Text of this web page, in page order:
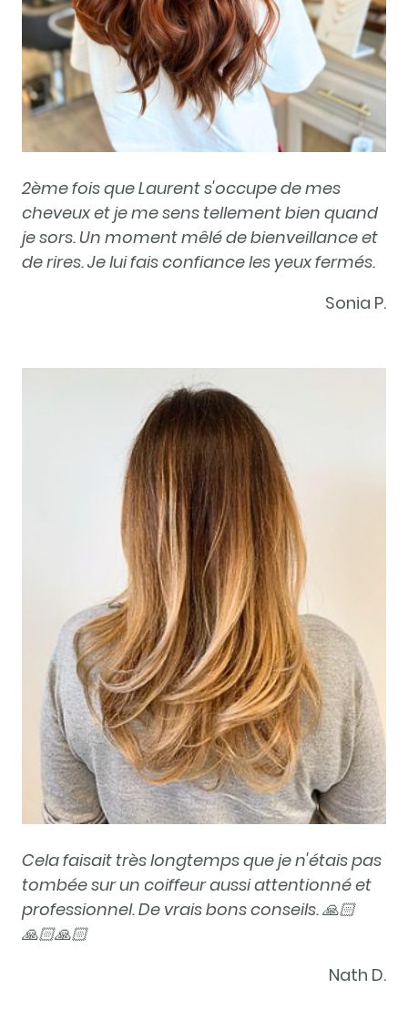
2ème fois que Laurent s'occupe de mes
cheveux et je me sens tellement bien quand
je sors. Un moment mêlé de bienveillance et
de rires. Je lui fais confiance les yeux fermés.
Sonia P.
Cela faisait très longtemps que je n'étais pas
tombée sur un coiffeur aussi attentionné et
professionnel. De vrais bons conseils. 🙏🏻
🙏🏻🙏🏻
Nath D.